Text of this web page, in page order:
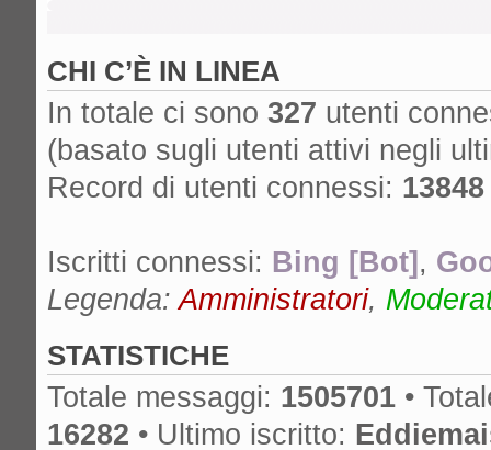
è spostato su un altro forum? Grazie!
gio ago 01, 2024 11:25 am
edmondo
»lA mcx NON è MICA
dom lug 14, 2024 6:50 pm
nikman» Se l'hai presa nuova, ma
gio lug 04, 2024 10:01 am
masdau»ciao a tutti. Ho comprato
cassa lato sotto. non si vede tanto ma
CHI C’È IN LINEA
In totale ci sono 327 utenti
(basato sugli utenti attivi negli
Record di utenti connessi: 13848
Iscritti connessi: Bing [Bot] ,
Legenda:Amministratori,
STATISTICHE
Totale messaggi: 1505701 •
16282 • Ultimo iscritto: